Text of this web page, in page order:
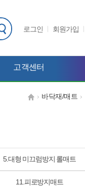
로그인 회원가입
고객센터
바닥재/매트
5.대형 미끄럼방지 롤매트
11.피로방지매트